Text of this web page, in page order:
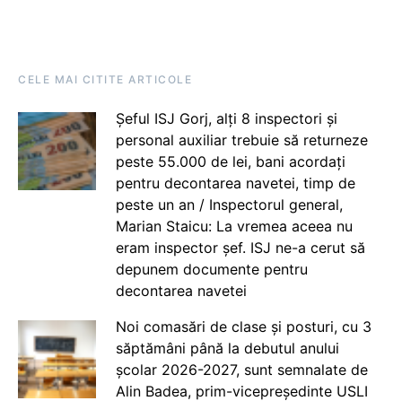
CELE MAI CITITE ARTICOLE
Șeful ISJ Gorj, alți 8 inspectori și
personal auxiliar trebuie să returneze
peste 55.000 de lei, bani acordați
pentru decontarea navetei, timp de
peste un an / Inspectorul general,
Marian Staicu: La vremea aceea nu
eram inspector șef. ISJ ne-a cerut să
depunem documente pentru
decontarea navetei
Noi comasări de clase și posturi, cu 3
săptămâni până la debutul anului
școlar 2026-2027, sunt semnalate de
Alin Badea, prim-vicepreședinte USLI